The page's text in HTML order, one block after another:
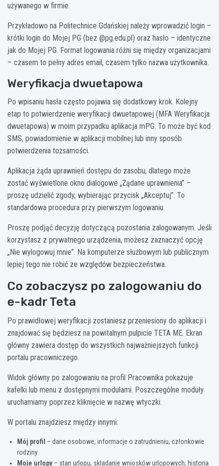
używanego w firmie.
Przykładowo na Politechnice Gdańskiej należy wprowadzić login –
krótki login do Mojej PG (bez @pg.edu.pl) oraz hasło – identyczne
jak do Mojej PG. Format logowania różni się między organizacjami
– czasem to pełny adres email, czasem tylko nazwa użytkownika.
Weryfikacja dwuetapowa
Po wpisaniu hasła często pojawia się dodatkowy krok. Kolejny
etap to potwierdzenie weryfikacji dwuetapowej (MFA Weryfikacja
dwuetapowa) w moim przypadku aplikacja mPG. To może być kod
SMS, powiadomienie w aplikacji mobilnej lub inny sposób
potwierdzenia tożsamości.
Aplikacja żąda uprawnień dostępu do zasobu, dlatego może
zostać wyświetlone okno dialogowe „Żądane uprawnienia” –
proszę udzielić zgody, wybierając przycisk „Akceptuj”. To
standardowa procedura przy pierwszym logowaniu.
Proszę podjąć decyzję dotyczącą pozostania zalogowanym. Jeśli
korzystasz z prywatnego urządzenia, możesz zaznaczyć opcję
„Nie wylogowuj mnie”. Na komputerze służbowym lub publicznym
lepiej tego nie robić ze względów bezpieczeństwa.
Co zobaczysz po zalogowaniu do
e-kadr Teta
Po prawidłowej weryfikacji zostaniesz przeniesiony do aplikacji i
znajdować się będziesz na powitalnym pulpicie TETA ME. Ekran
główny zawiera dostęp do wszystkich najważniejszych funkcji
portalu pracowniczego.
Widok główny po zalogowaniu na profil Pracownika pokazuje
kafelki lub menu z dostępnymi modułami. Poszczególne moduły
uruchamiamy poprzez kliknięcie w nazwę wtyczki.
W portalu znajdziesz między innymi:
Mój profil – dane osobowe, informacje o zatrudnieniu, członkowie
rodziny
Moje urlopy– stan urlopu, składanie wniosków urlopowych, historia